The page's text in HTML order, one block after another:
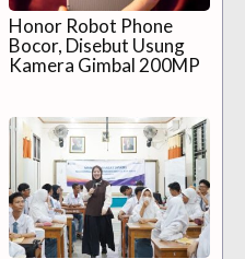
Honor Robot Phone
Bocor, Disebut Usung
Kamera Gimbal 200MP